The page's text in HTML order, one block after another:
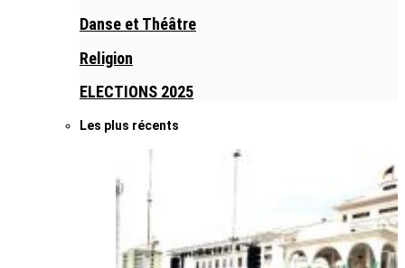
Danse et Théâtre
Religion
ELECTIONS 2025
Les plus récents